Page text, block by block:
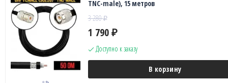
TNC-male), 15 метров
3 280₽
1 790 ₽
Доступно к заказу
В корзину